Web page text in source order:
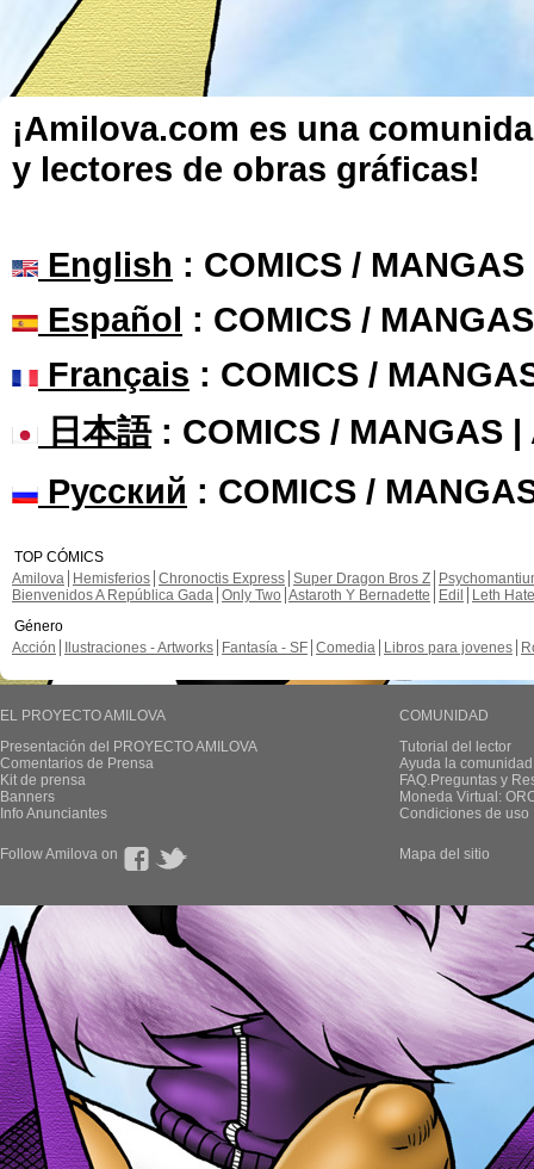
¡Amilova.com es una
y lectores de obras gráficas!
English : COMICS /
Español : COMICS /
Français : COMICS /
日本語: COMICS / MANGAS |
Русский : COMICS /
TOP CÓMICS
Amilova
Hemisferios Chronoctis Express Super Dragon Bros Z
Bienvenidos A República Gada Only Two Astaroth Y Bernadette Edil
Leth Hate
Género
Acción
Ilustraciones - Artworks Fantasía - SF Comedia Libros para jovenes
EL PROYECTO AMILOVA
Presentación del PROYECTO AMILOVA
Comentarios de Prensa
Kit de prensa
Banners
Info Anunciantes
COMUNIDAD
Tutorial del lector
Ayuda la
FAQ.Preguntas y
Moneda Virtual:
Condiciones de uso
Follow Amilova on Mapa del sitio